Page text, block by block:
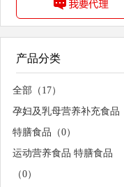
产品分类
全部（17）
孕妇及乳母营养补充食品
特膳食品（0）
运动营养食品 特膳食品
（0）